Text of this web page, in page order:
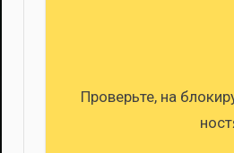
Про­верь­те, на